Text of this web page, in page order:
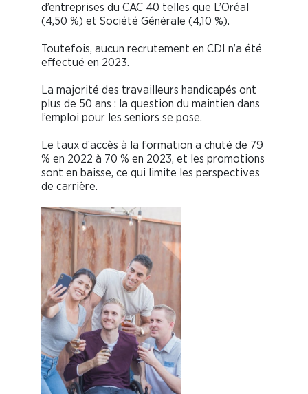
d’entreprises du CAC 40 telles que L’Oréal
(4,50 %) et Société Générale (4,10 %).
Toutefois, aucun recrutement en CDI n’a été
effectué en 2023.
La majorité des travailleurs handicapés ont
plus de 50 ans : la question du maintien dans
l’emploi pour les seniors se pose.
Le taux d’accès à la formation a chuté de 79
% en 2022 à 70 % en 2023, et les promotions
sont en baisse, ce qui limite les perspectives
de carrière.